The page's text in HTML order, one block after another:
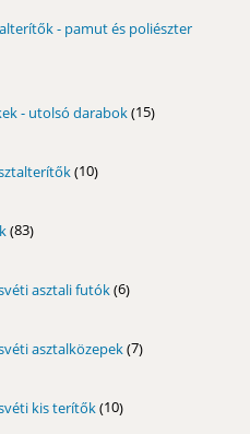
- pamut és poliészter
- utolsó darabok 15
termék
10
termék
83
termék
asztali futók 6
termék
asztalközepek 7
termék
kis terítők 10
termék